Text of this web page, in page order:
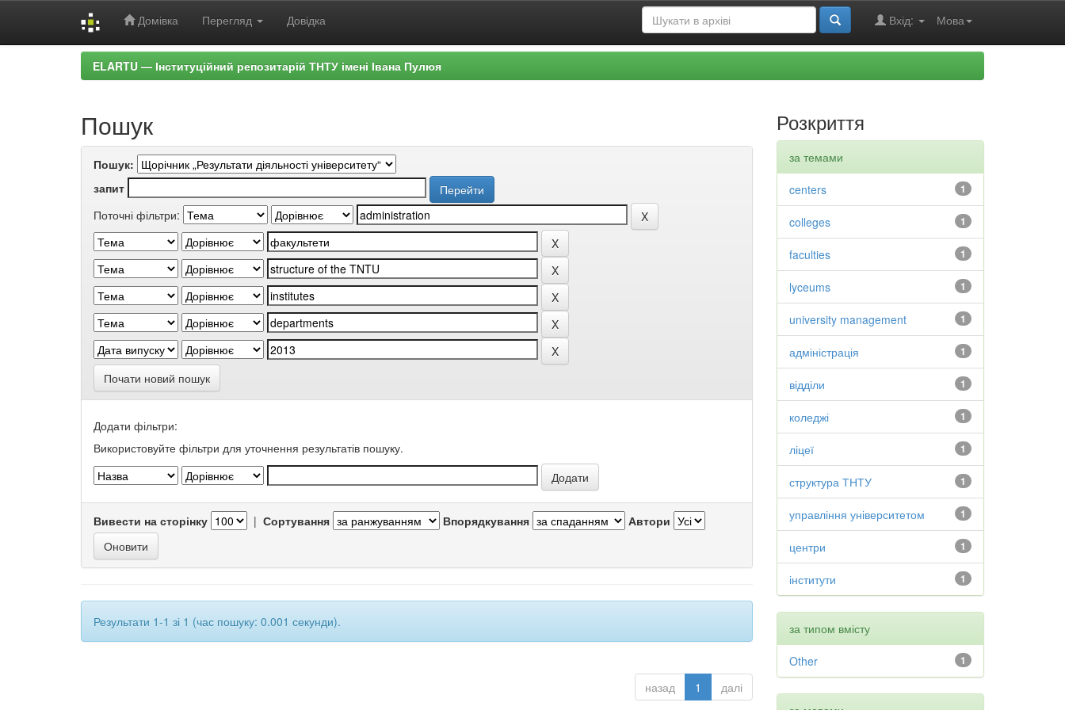
Домівка Перегляд Довідка Мова
Вхід:
ELARTU — Інституційний репозитарій ТНТУ імені Івана Пулюя
Пошук
Пошук:
запит
Поточні фільтри:
Почати новий пошук
Додати фільтри:
Використовуйте фільтри для уточнення результатів пошуку.
Вивести на сторінку | Сортування Впорядкування Автори
Результати 1-1 зі 1 (час пошуку: 0.001 секунди).
назад 1 далі
Розкриття
за темами
1
centers
1
colleges
1
faculties
1
lyceums
1
university management
1
адміністрація
1
відділи
1
коледжі
1
ліцеї
1
структура ТНТУ
1
управління університетом
1
центри
1
інститути
за типом вмісту
1
Other